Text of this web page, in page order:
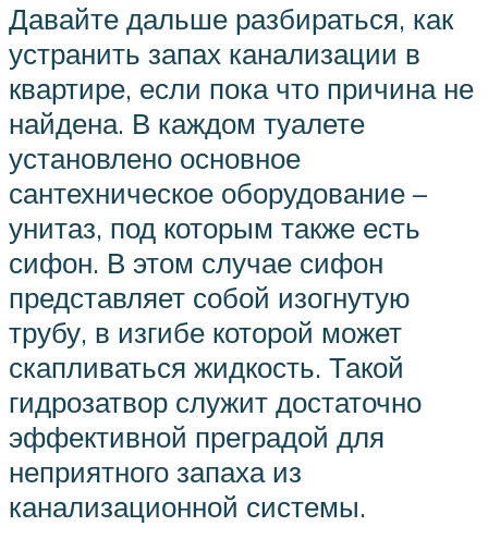
Давайте дальше разбираться, как
устранить запах канализации в
квартире, если пока что причина не
найдена. В каждом туалете
установлено основное
сантехническое оборудование –
унитаз, под которым также есть
сифон. В этом случае сифон
представляет собой изогнутую
трубу, в изгибе которой может
скапливаться жидкость. Такой
гидрозатвор служит достаточно
эффективной преградой для
неприятного запаха из
канализационной системы.